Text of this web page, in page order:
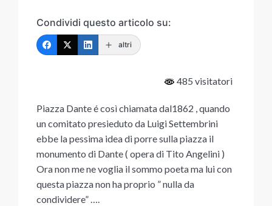
Condividi questo articolo su:
altri
485 visitatori
Piazza Dante é così chiamata dal1862 , quando
un comitato presieduto da Luigi Settembrini
ebbe la pessima idea di porre sulla piazza il
monumento di Dante ( opera di Tito Angelini )
Ora non me ne voglia il sommo poeta ma lui con
questa piazza non ha proprio ” nulla da
condividere” ….